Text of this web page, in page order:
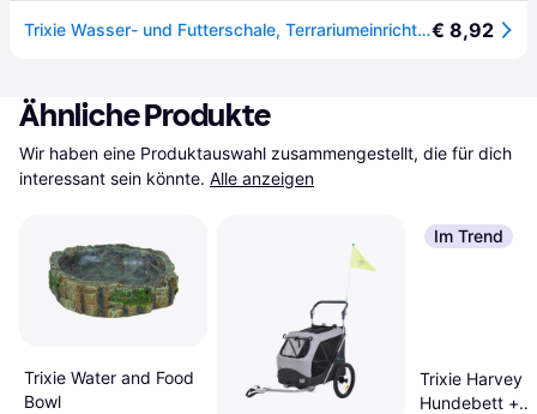
Trixie Wasser- und Futterschale, Terrariumeinrichtung€ 8,92
Ähnliche Produkte
Wir haben eine Produktauswahl zusammengestellt, die für dich
interessant sein könnte. Alle anzeigen
Trixie Water and Food
Bowl
Im Trend
Trixie Harvey
Hundebett +